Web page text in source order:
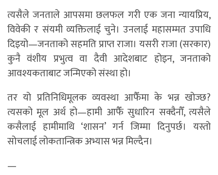
त्यसैले जनताले आपसमा छलफल गरी एक जना न्यायप्रिय,
विवेकी र संयमी व्यक्तिलाई चुने। उनलाई महासम्मत उपाधि
दिइयो—जनताको सहमति प्राप्त राजा। यसरी राजा (सरकार)
कुनै वंशीय प्रभुत्व वा दैवी आदेशबाट होइन, जनताको
आवश्यकताबाट जन्मिएको संस्था हो।
तर यो प्रतिनिधिमूलक व्यवस्था आफैँमा के भन्न खोज्छ?
त्यसको मूल अर्थ हो—हामी आफैँ सुधारिन सक्दैनौँ, त्यसैले
कसैलाई हामीमाथि ‘शासन’ गर्न जिम्मा दिनुपर्छ। यस्तो
सोचलाई लोकतान्त्रिक अभ्यास भन्न मिल्दैन।
—